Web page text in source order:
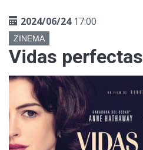
2024/06/2417:00
ZINEMA
Vidas perfectas